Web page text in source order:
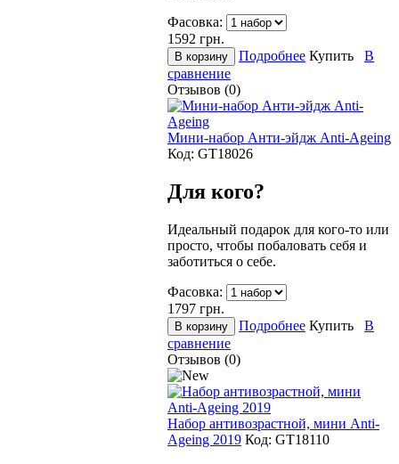
Фасовка:
1592 грн.
Подробнее Купить
В
сравнение
Отзывов (0)
Мини-набор Анти-эйдж Anti-Ageing
Код: GT18026
Для кого?
Идеальный подарок для кого-то или
просто, чтобы побаловать себя и
заботиться о себе.
Фасовка:
1797 грн.
Подробнее Купить
В
сравнение
Отзывов (0)
Набор антивозрастной, мини Anti-
Ageing 2019 Код: GT18110